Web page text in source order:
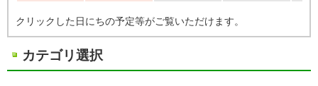
クリックした日にちの予定等がご覧いただけます。
カテゴリ選択